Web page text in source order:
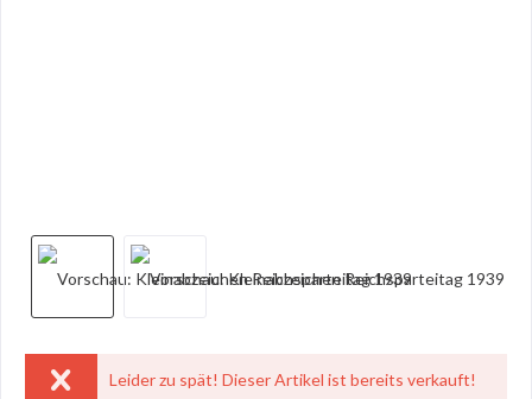
Leider zu spät! Dieser Artikel ist bereits verkauft!